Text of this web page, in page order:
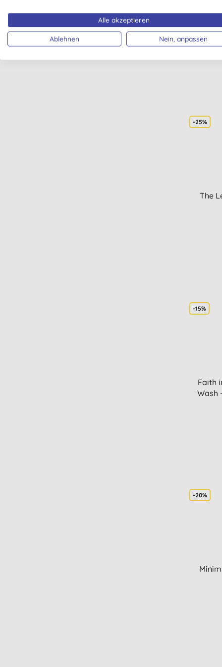
-25%
The
-15%
Faith
Wash
-20%
Gesichtspeeling (1)
Gesichtsserum (1)
Gesichtsöle (1)
Alle akzeptieren
Ablehnen Nein, anpassen